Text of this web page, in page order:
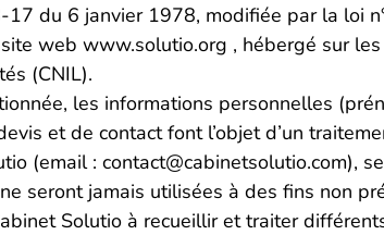
17 du 6 janvier 1978, modifiée par la
web www.solutio.org , hébergé sur
(CNIL).
les informations personnelles
et de contact font l’objet d’un
(email : contact@cabinetsolutio.com),
seront jamais utilisées à des fins non
Solutio à recueillir et traiter